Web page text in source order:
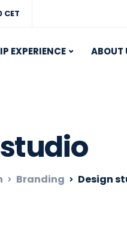
EXPERIENCE ABOUT
Branding Design